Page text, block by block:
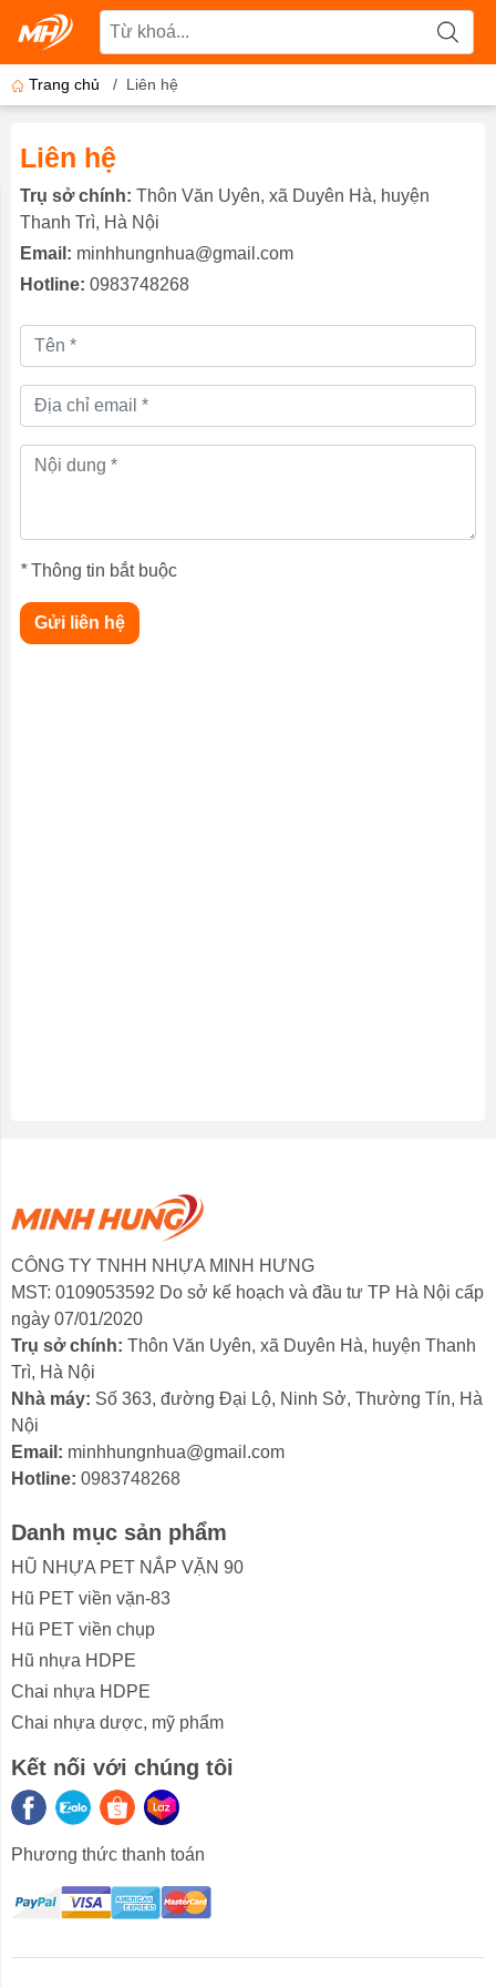
PET nắp
Hũ PET viền
Hũ nhựa
Chai nhựa
Chai
Trang chủ / Liên hệ
Liên hệ
Trụ sở chính: Thôn Văn Uyên, xã Duyên Hà, huyện
Thanh Trì, Hà Nội
Email: minhhungnhua@gmail.com
Hotline: 0983748268
*Thông tin bắt buộc
Gửi liên hệ
CÔNG TY TNHH NHỰA MINH HƯNG
MST: 0109053592 Do sở kế hoạch và đầu tư TP Hà Nội cấp
ngày 07/01/2020
Trụ sở chính: Thôn Văn Uyên, xã Duyên Hà, huyện Thanh
Trì, Hà Nội
Nhà máy: Số 363, đường Đại Lộ, Ninh Sở, Thường Tín, Hà
Nội
Email: minhhungnhua@gmail.com
Hotline: 0983748268
Danh mục sản phẩm
HŨ NHỰA PET NẮP VẶN 90
Hũ PET viền vặn-83
Hũ PET viền chụp
Hũ nhựa HDPE
Chai nhựa HDPE
Chai nhựa dược, mỹ phẩm
Kết nối với chúng tôi
Phương thức thanh toán